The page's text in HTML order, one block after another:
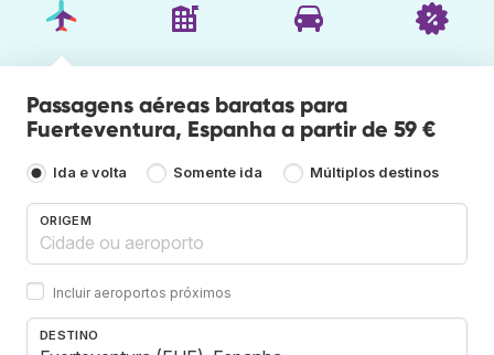
Passagens aéreas baratas para
Fuerteventura, Espanha a partir de 59 €
Ida e volta Somente ida Múltiplos destinos
ORIGEM
Incluir aeroportos próximos
DESTINO